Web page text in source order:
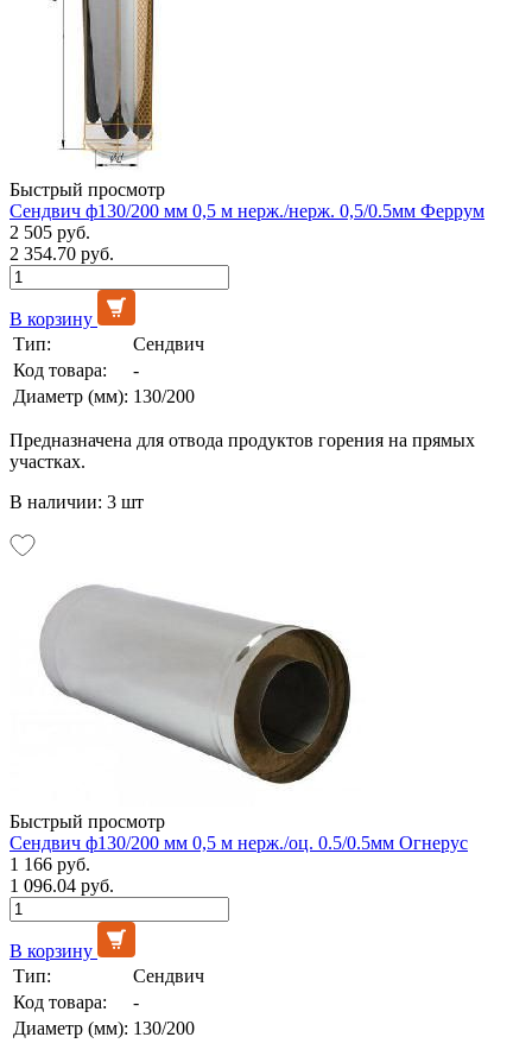
Быстрый просмотр
Сендвич ф130/200 мм 0,5 м нерж./нерж. 0,5/0.5мм Феррум
2 505 руб.
2 354.70 руб.
В корзину
Тип:
Сендвич
Код товара:
-
Диаметр (мм): 130/200
Предназначена для отвода продуктов горения на прямых
участках.
В наличии: 3 шт
Быстрый просмотр
Сендвич ф130/200 мм 0,5 м нерж./оц. 0.5/0.5мм Огнерус
1 166 руб.
1 096.04 руб.
В корзину
Тип:
Сендвич
Код товара:
-
Диаметр (мм): 130/200